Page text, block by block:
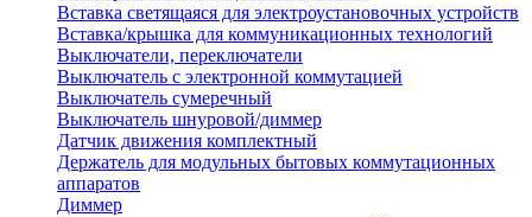
Вставка светящаяся для электроустановочных устройств
Вставка/крышка для коммуникационных технологий
Выключатели, переключатели
Выключатель с электронной коммутацией
Выключатель сумеречный
Выключатель шнуровой/диммер
Датчик движения комплектный
Держатель для модульных бытовых коммутационных
аппаратов
Диммер